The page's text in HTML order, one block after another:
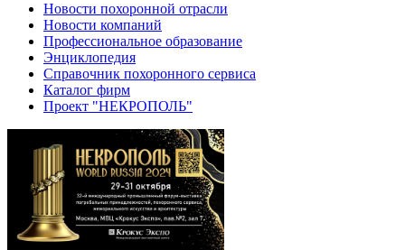
Новости похоронной отрасли
Новости компаний
Профессиональное образование
Энциклопедия
Справочник похоронного сервиса
Каталог фирм
Проект "НЕКРОПОЛЬ"